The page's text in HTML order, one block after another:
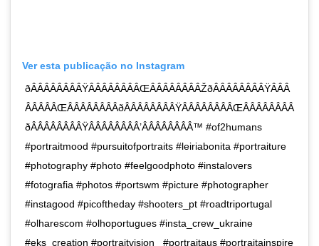
Ver esta publicação no Instagram
ðÂÂÂÂÂÂÂÂŸÂÂÂÂÂÂÂÂŒÂÂÂÂÂÂÂÂŽðÂÂÂÂÂÂÂÂŸÂÂÂ
ÂÂÂÂÂŒÂÂÂÂÂÂÂÂðÂÂÂÂÂÂÂÂŸÂÂÂÂÂÂÂÂŒÂÂÂÂÂÂÂÂ
ðÂÂÂÂÂÂÂÂŸÂÂÂÂÂÂÂÂ’ÂÂÂÂÂÂÂÂ™ #of2humans
#portraitmood #pursuitofportraits #leiriabonita #portraiture
#photography #photo #feelgoodphoto #instalovers
#fotografia #photos #portswm #picture #photographer
#instagood #picoftheday #shooters_pt #roadtriportugal
#olharescom #olhoportugues #insta_crew_ukraine
#eks_creation #portraitvision_ #portraitaus #portraitainspire